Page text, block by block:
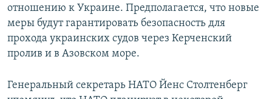
отношению к Украине. Предполагается, что новые
меры будут гарантировать безопасность для
прохода украинских судов через Керченский
пролив и в Азовском море.
Генеральный секретарь НАТО Йенс Столтенберг